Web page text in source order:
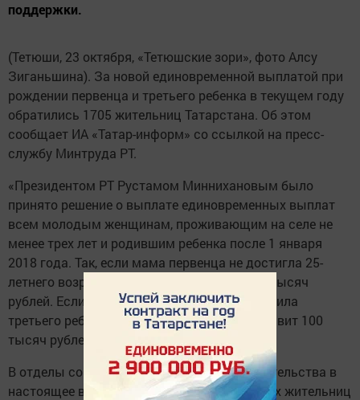
поддержки.
(Тетюши, 23 октября, «Тетюшские зори», фото Алсу
Зиганьшина). За новой единовременной выплатой при
рождении первенца и третьего ребенка в текущем году
обратились 1705 жительниц Татарстана. Об этом
сообщает ИА «Татар-информ» со ссылкой на пресс-
службу Минтруда РТ.
«Президентом РТ Рустамом Миннихановым было
принято решение о выплате единовременных выплат
всем молодым женщинам, проживающим на селе не
менее трех лет и родившим ребенка после 1 января
2018 года. Так, если мама первенца не достигла 25-
летнего возраста, то выплата составит 50 тысяч
рублей. Если мама в возрасте до 29 лет родила
третьего ребенка, то размер выплаты составит 100
тысяч рублей», — сказано в сообщении.
В отделы социальной защиты по месту жительства в
настоящее время обратились 1428 сельских жительниц